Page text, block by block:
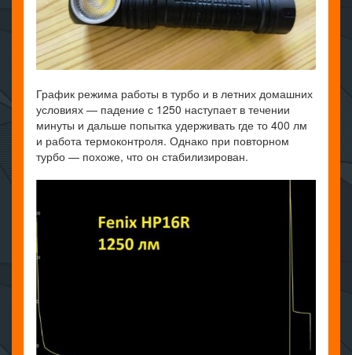
График режима работы в турбо и в летних домашних
условиях — падение с 1250 наступает в течении
минуты и дальше попытка удерживать где то 400 лм
и работа термоконтроля. Однако при повторном
турбо — похоже, что он стабилизирован.